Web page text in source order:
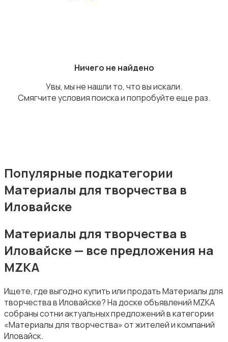
Коллекционирование
Материалы для творчества
Музыка
Музыкальные инструменты
Ничего не найдено
Увы, мы не нашли то, что вы искали.
Смягчите условия поиска и попробуйте еще раз.
Популярные подкатегории
Материалы для творчества в
Иловайске
Материалы для творчества в
Иловайске — все предложения на
MZKA
Ищете, где выгодно купить или продать Материалы для
творчества в Иловайске? На доске объявлений MZKA
собраны сотни актуальных предложений в категории
«Материалы для творчества» от жителей и компаний
Иловайск.